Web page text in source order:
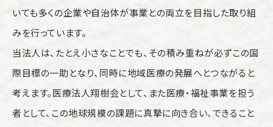
いても多くの企業や自治体が事業との両立を目指した取り組
みを行っています。
当法人は、たとえ小さなことでも、その積み重ねが必ずこの国
際目標の一助となり、同時に地域医療の発展へとつながると
考えます。医療法人翔樹会として、また医療・福祉事業を担う
者として、この地球規模の課題に真摯に向き合い、できること